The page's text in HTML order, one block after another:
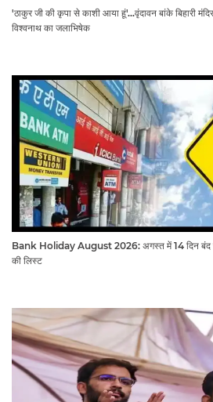
'ठाकुर जी की कृपा से काशी आया हूं'...वृंदावन बांके बिहारी
विश्वनाथ का जलाभिषेक
Bank Holiday August 2026: अगस्त में 14 दिन बंद
की लिस्ट​​​​​​​